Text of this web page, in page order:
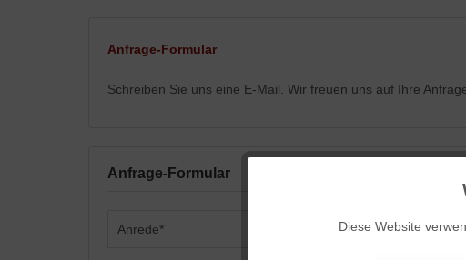
Anfrage-Formular
Schreiben Sie uns eine E-Mail. Wir freuen uns auf Ihre
Anfrage-Formular
Diese Website